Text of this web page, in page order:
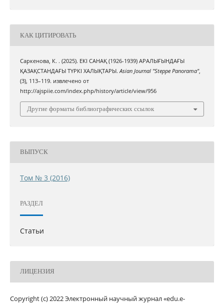
КАК ЦИТИРОВАТЬ
Саркенова, К. . (2025). ЕКІ САНАҚ (1926-1939) АРАЛЫҒЫНДАҒЫ
ҚАЗАҚСТАНДАҒЫ ТҮРКІ ХАЛЫҚТАРЫ.Asian Journal "Steppe Panorama",
(3), 113–119. извлечено от
http://ajspiie.com/index.php/history/article/view/956
Другие форматы библиографических ссылок
ВЫПУСК
Том № 3 (2016)
РАЗДЕЛ
Статьи
ЛИЦЕНЗИЯ
Copyright (c) 2022 Электронный научный журнал «edu.e-